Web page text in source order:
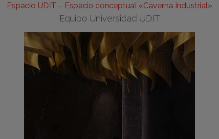
Espacio UDIT – Espacio conceptual «Caverna Industrial»
Equipo Universidad UDIT